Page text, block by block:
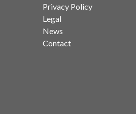
Privacy Policy
Legal
News
Contact